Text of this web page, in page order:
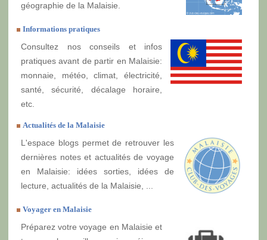
géographie de la Malaisie.
Informations pratiques
Consultez nos conseils et infos
pratiques avant de partir en Malaisie:
monnaie, météo, climat, électricité,
santé, sécurité, décalage horaire,
etc.
Actualités de la Malaisie
L'espace blogs permet de retrouver les
dernières notes et actualités de voyage
en Malaisie: idées sorties, idées de
lecture, actualités de la Malaisie, ...
Voyager en Malaisie
Préparez votre voyage en Malaisie et